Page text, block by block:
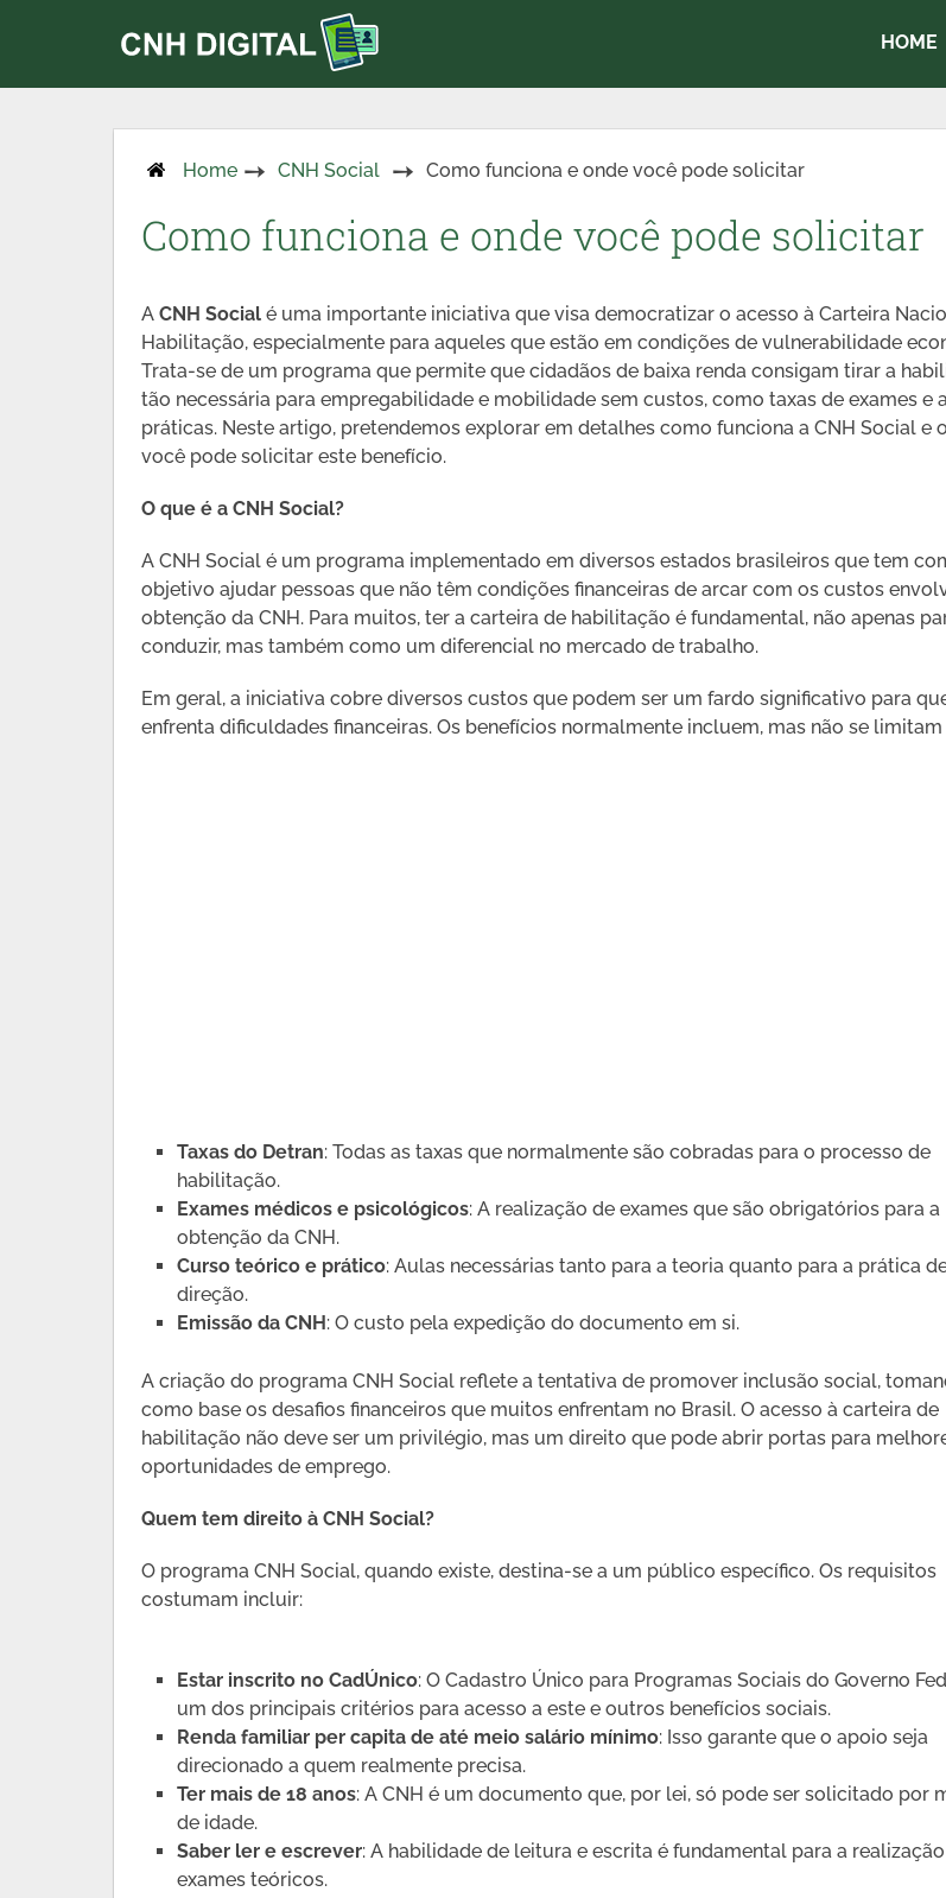
HOME
Home CNH Social Como funciona e onde você pode solicitar
Como funciona e onde você pode solicitar
ACNH Social é uma importante iniciativa que visa democratizar o acesso à Carteira
Habilitação, especialmente para aqueles que estão em condições de vulnerabilidade
Trata-se de um programa que permite que cidadãos de baixa renda consigam tirar a
tão necessária para empregabilidade e mobilidade sem custos, como taxas de exames e
práticas. Neste artigo, pretendemos explorar em detalhes como funciona a CNH Social e
você pode solicitar este benefício.
O que é a CNH Social?
A CNH Social é um programa implementado em diversos estados brasileiros que tem
objetivo ajudar pessoas que não têm condições financeiras de arcar com os custos
obtenção da CNH. Para muitos, ter a carteira de habilitação é fundamental, não apenas
conduzir, mas também como um diferencial no mercado de trabalho.
Em geral, a iniciativa cobre diversos custos que podem ser um fardo significativo para
enfrenta dificuldades financeiras. Os benefícios normalmente incluem, mas não se limitam
Taxas do Detran: Todas as taxas que normalmente são cobradas para o processo de
habilitação.
Exames médicos e psicológicos: A realização de exames que são obrigatórios para a
obtenção da CNH.
Curso teórico e prático: Aulas necessárias tanto para a teoria quanto para a prática
direção.
Emissão da CNH: O custo pela expedição do documento em si.
A criação do programa CNH Social reflete a tentativa de promover inclusão social,
como base os desafios financeiros que muitos enfrentam no Brasil. O acesso à carteira de
habilitação não deve ser um privilégio, mas um direito que pode abrir portas para
oportunidades de emprego.
Quem tem direito à CNH Social?
O programa CNH Social, quando existe, destina-se a um público específico. Os requisitos
costumam incluir:
Estar inscrito no CadÚnico: O Cadastro Único para Programas Sociais do Governo
um dos principais critérios para acesso a este e outros benefícios sociais.
Renda familiar per capita de até meio salário mínimo: Isso garante que o apoio seja
direcionado a quem realmente precisa.
Ter mais de 18 anos: A CNH é um documento que, por lei, só pode ser solicitado por
de idade.
Saber ler e escrever: A habilidade de leitura e escrita é fundamental para a
exames teóricos.